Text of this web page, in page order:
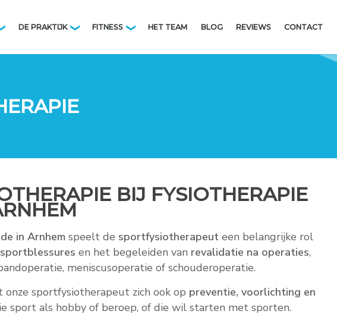
DE PRAKTIJK ❯ FITNESS ❯ HET TEAM BLOG REVIEWS CONTACT
BIJ FYSIOTHERAPIE
in Arnhem speelt de sportfysiotherapeut een belangrijke rol
sportblessures en het begeleiden van revalidatie na operaties,
meniscusoperatie of schouderoperatie.
onze sportfysiotherapeut zich ook op preventie, voorlichting en
sport als hobby of beroep, of die wil starten met sporten.